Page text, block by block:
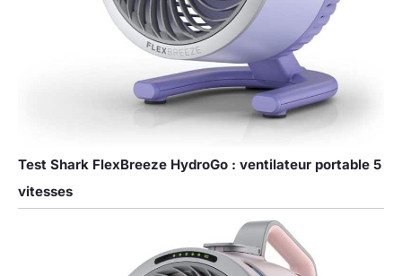
Test Shark FlexBreeze HydroGo : ventilateur portable 5
vitesses